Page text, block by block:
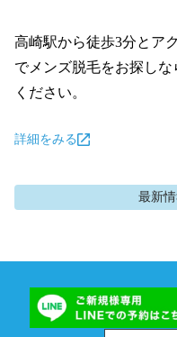
高崎駅から徒歩3分とア
でメンズ脱毛をお探し
ください。
詳細をみる
最新